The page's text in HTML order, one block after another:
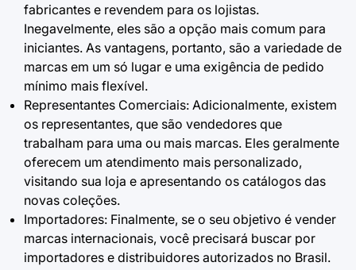
fabricantes e revendem para os lojistas.
Inegavelmente, eles são a opção mais comum para
iniciantes. As vantagens, portanto, são a variedade de
marcas em um só lugar e uma exigência de pedido
mínimo mais flexível.
Representantes Comerciais: Adicionalmente, existem
os representantes, que são vendedores que
trabalham para uma ou mais marcas. Eles geralmente
oferecem um atendimento mais personalizado,
visitando sua loja e apresentando os catálogos das
novas coleções.
Importadores: Finalmente, se o seu objetivo é vender
marcas internacionais, você precisará buscar por
importadores e distribuidores autorizados no Brasil.